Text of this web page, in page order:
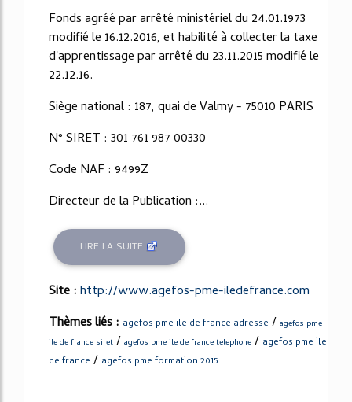
Fonds agréé par arrêté ministériel du 24.01.1973
modifié le 16.12.2016, et habilité à collecter la taxe
d'apprentissage par arrêté du 23.11.2015 modifié le
22.12.16.
Siège national : 187, quai de Valmy - 75010 PARIS
N° SIRET : 301 761 987 00330
Code NAF : 9499Z
Directeur de la Publication :...
LIRE LA SUITE
Site :http://www.agefos-pme-iledefrance.com
Thèmes liés : agefos pme ile de france adresse / agefos pme
ile de france siret / agefos pme ile de france telephone / agefos pme ile
de france / agefos pme formation 2015